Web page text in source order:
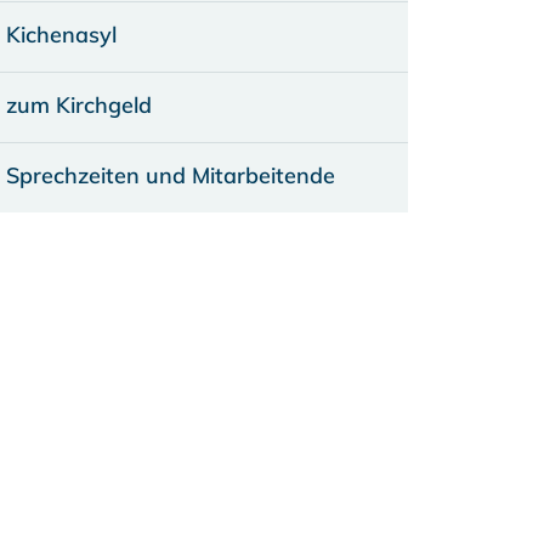
Kichenasyl
zum Kirchgeld
Sprechzeiten und Mitarbeitende